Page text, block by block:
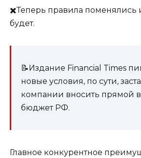
✖️Теперь правила поменялись
будет.
📝Издание Financial Times
новые условия, по сути,
компании вносить прямой
бюджет РФ.
Главное конкурентное